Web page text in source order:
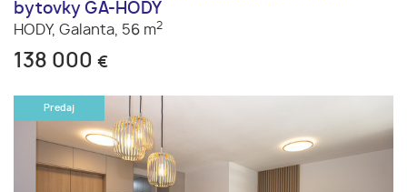
bytovky GA-HODY
HODY, Galanta, 56 m2
138 000 €
Predaj